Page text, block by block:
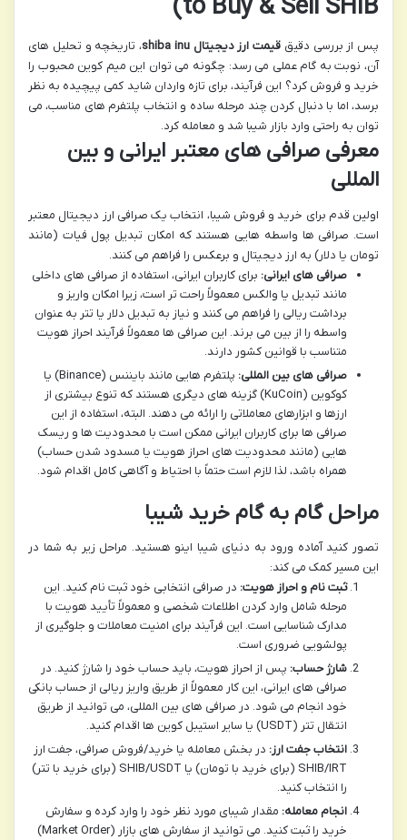
to Buy & Sell SHIB)
پس از بررسی دقیق قیمت ارز دیجیتال shiba inu
، تاریخچه و تحلیل های
آن، نوبت به گام عملی می رسد: چگونه می توان این میم کوین محبوب را
خرید و فروش کرد؟ این فرآیند، برای تازه واردان شاید کمی پیچیده به نظر
برسد، اما با دنبال کردن چند مرحله ساده و انتخاب پلتفرم های مناسب، می
توان به راحتی وارد بازار شیبا شد و معامله کرد.
معرفی صرافی های معتبر ایرانی و بین
المللی
اولین قدم برای خرید و فروش شیبا، انتخاب یک صرافی ارز دیجیتال معتبر
است. صرافی ها واسطه هایی هستند که امکان تبدیل پول فیات (مانند
تومان یا دلار) به ارز دیجیتال و برعکس را فراهم می کنند.
صرافی های ایرانی: برای کاربران ایرانی، استفاده از صرافی های داخلی
مانند تبدیل یا والکس معمولاً راحت تر است، زیرا امکان واریز و
برداشت ریالی را فراهم می کنند و نیاز به تبدیل دلار یا تتر به عنوان
واسطه را از بین می برند. این صرافی ها معمولاً فرآیند احراز هویت
متناسب با قوانین کشور دارند.
صرافی های بین المللی:
پلتفرم هایی مانند بایننس (Binance) یا
کوکوین (KuCoin) گزینه های دیگری هستند که تنوع بیشتری از
ارزها و ابزارهای معاملاتی را ارائه می دهند. البته، استفاده از این
صرافی ها برای کاربران ایرانی ممکن است با محدودیت ها و ریسک
هایی (مانند محدودیت های احراز هویت یا مسدود شدن حساب)
همراه باشد، لذا لازم است حتماً با احتیاط و آگاهی کامل اقدام شود.
مراحل گام به گام خرید شیبا
تصور کنید آماده ورود به دنیای شیبا اینو هستید. مراحل زیر به شما در
این مسیر کمک می کند:
ثبت نام و احراز هویت: در صرافی انتخابی خود ثبت نام کنید. این
مرحله شامل وارد کردن اطلاعات شخصی و معمولاً تأیید هویت با
مدارک شناسایی است. این فرآیند برای امنیت معاملات و جلوگیری از
پولشویی ضروری است.
شارژ حساب: پس از احراز هویت، باید حساب خود را شارژ کنید. در
صرافی های ایرانی، این کار معمولاً از طریق واریز ریالی از حساب بانکی
خود انجام می شود. در صرافی های بین المللی، می توانید از طریق
انتقال تتر (USDT) یا سایر استیبل کوین ها اقدام کنید.
انتخاب جفت ارز: در بخش معامله یا خرید/فروش صرافی، جفت ارز
SHIB/IRT (برای خرید با تومان) یا SHIB/USDT (برای خرید با تتر)
را انتخاب کنید.
انجام معامله: مقدار شیبای مورد نظر خود را وارد کرده و سفارش
خرید را ثبت کنید. می توانید از سفارش های بازار (Market Order)